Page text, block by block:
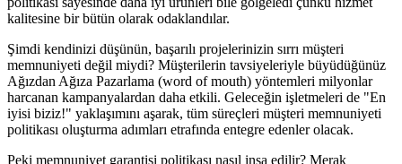
kalitesine bir bütün olarak odaklandılar.
Şimdi kendinizi düşünün, başarılı projelerinizin sırrı müşteri
memnuniyeti değil miydi? Müşterilerin tavsiyeleriyle büyüdüğünüz
Ağızdan Ağıza Pazarlama (word of mouth) yöntemleri milyonlar
harcanan kampanyalardan daha etkili. Geleceğin işletmeleri de "En
iyisi biziz!" yaklaşımını aşarak, tüm süreçleri müşteri memnuniyeti
politikası oluşturma adımları etrafında entegre edenler olacak.
Peki memnuniyet garantisi politikası nasıl inşa edilir? Merak